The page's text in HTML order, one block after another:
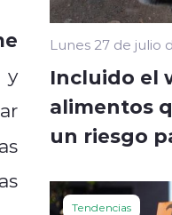
y
Lunes 27 de julio
Incluido el
alimentos
un riesgo
Tendencias